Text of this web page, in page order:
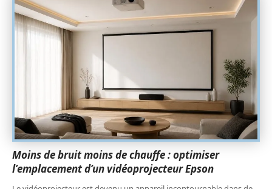
Moins de bruit moins de chauffe : optimiser
l’emplacement d’un vidéoprojecteur Epson